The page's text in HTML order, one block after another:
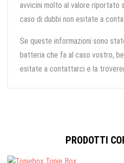
avvicini molto al valore riportato
caso di dubbi non esitate a
Se queste informazioni sono
batteria che fa al caso vostro,
esitate a contattarci e la
PRODOTTI